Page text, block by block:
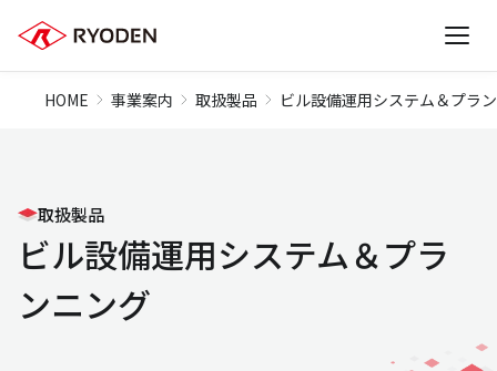
HOME 事業案内 取扱製品 ビル設備運用システム＆プラ
取扱製品
ビル設備運用システム＆プラ
ンニング